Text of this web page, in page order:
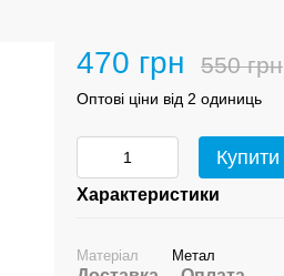
470 грн 550 грн
Оптові ціни від 2 одиниць
Купити
Характеристики
Матеріал Метал